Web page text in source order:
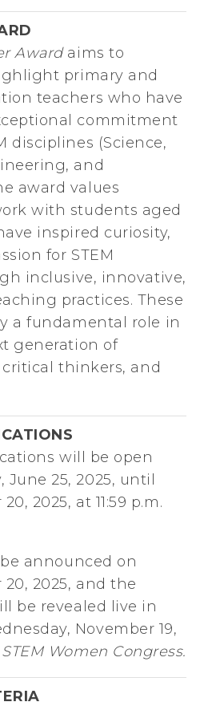
Awardaims to
primary and
teachers who have
commitment
disciplines (Science,
and
award values
with students aged
inspired curiosity,
for STEM
inclusive, innovative,
practices. These
a fundamental role in
generation of
thinkers, and
will be open
June 25, 2025, until
2025, at 11:59 p.m.
announced on
2025, and the
be revealed live in
November 19,
STEM Women Congress.